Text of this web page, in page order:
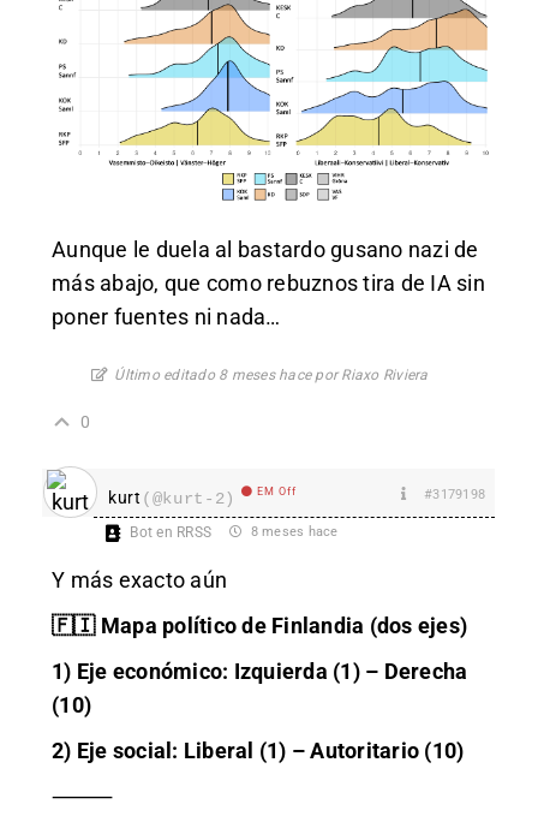
Aunque le duela al bastardo gusano nazi de
más abajo, que como rebuznos tira de IA sin
poner fuentes ni nada…
Último editado 8 meses hace por Riaxo Riviera
0
kurt (@kurt-2) EM Off #3179198
Bot en RRSS 8 meses hace
Y más exacto aún
🇫🇮 Mapa político de Finlandia (dos ejes)
1) Eje económico: Izquierda (1) – Derecha
(10)
2) Eje social: Liberal (1) – Autoritario (10)
⸻